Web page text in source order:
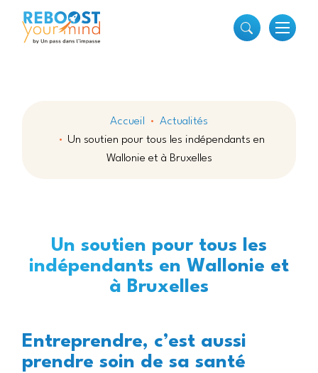
Accueil
Actualités
Un soutien pour tous les indépendants en
Wallonie et à Bruxelles
Un soutien pour tous les
indépendants en Wallonie et
à Bruxelles
Entreprendre, c’est aussi
prendre soin de sa santé